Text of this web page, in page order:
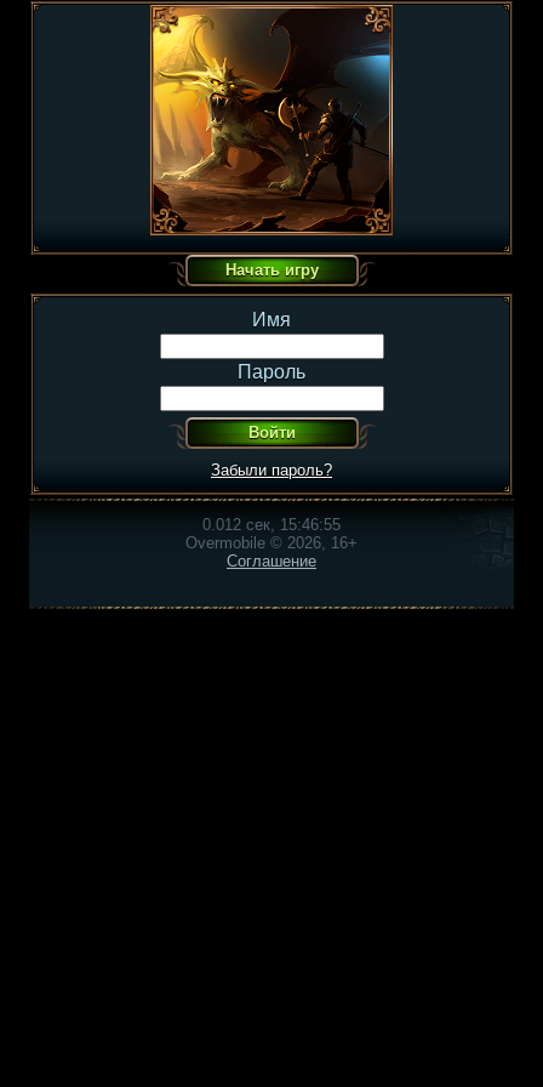
Имя
Пароль
Забыли пароль?
0.012 сек, 15:46:55
Overmobile © 2026, 16+
Соглашение